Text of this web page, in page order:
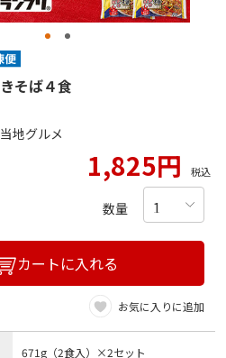
そば４食
地グルメ
1,825円 税込
数量
カートに入れる
お気に入りに追加
671g（2食入）×2セット